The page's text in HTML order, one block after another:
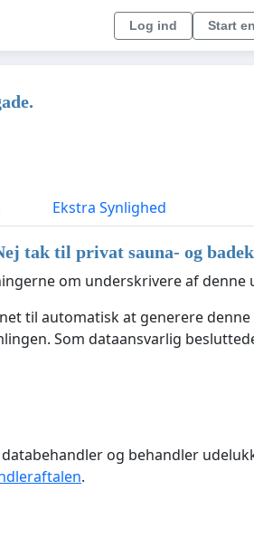
Log ind Start
Ekstra Synlighed
tak til privat sauna- og
om underskrivere af
til automatisk at generere
Som dataansvarlig
og behandler
.